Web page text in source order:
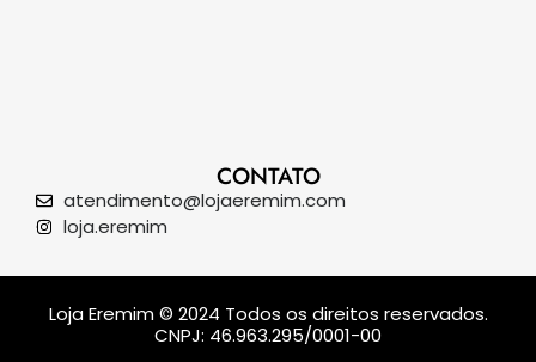
CONTATO
atendimento@lojaeremim.com
loja.eremim
Loja Eremim © 2024 Todos os direitos reservados.
CNPJ: 46.963.295/0001-00